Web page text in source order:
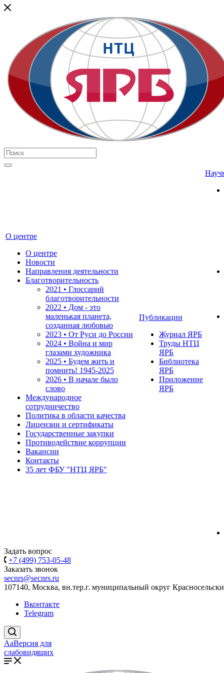
О центре
О центре
Новости
Направления деятельности
Благотворительность
2021 • Глоссарий
благотворительности
2022 • Дом - это
маленькая планета,
созданная любовью
2023 • От Руси до России
2024 • Война и мир
глазами художника
2025 • Будем жить и
помнить! 1945-2025
2026 • В начале было
слово
Международное
сотрудничество
Политика в области качества
Лицензии и сертификаты
Государственные закупки
Противодействие коррупции
Вакансии
Контакты
35 лет ФБУ "НТЦ ЯРБ"
Публикации
Журнал ЯРБ
Труды НТЦ
ЯРБ
Библиотека
ЯРБ
Приложение
ЯРБ
Задать вопрос
+7 (499) 753-05-48
Заказать звонок
secnrs@secnrs.ru
107140, Москва, вн.тер.г. муниципальный округ
Вконтакте
Telegram
AaВерсия для
слабовидящих